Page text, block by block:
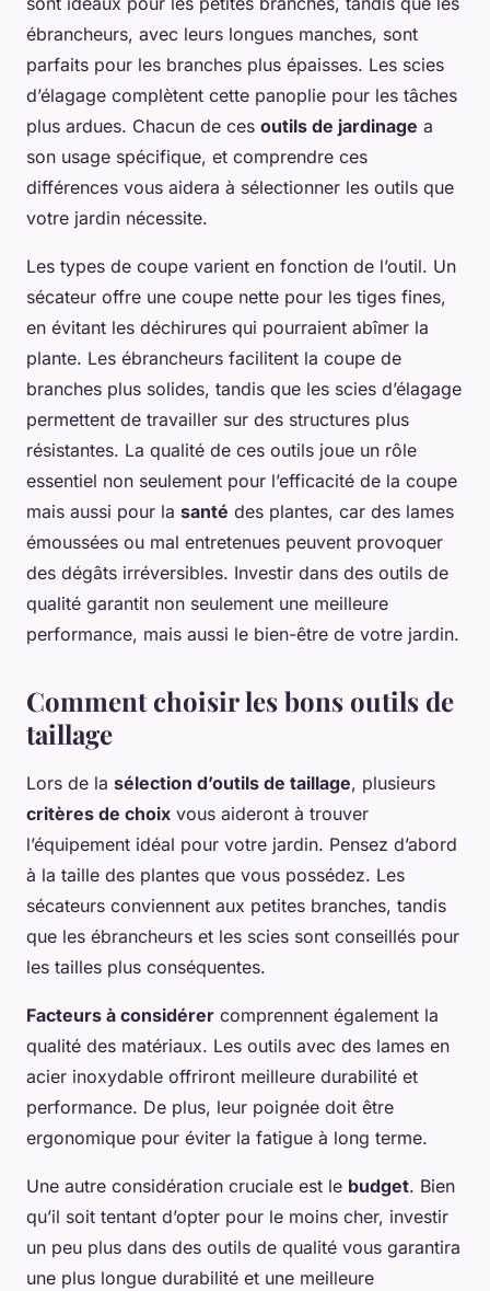
ébrancheurs, avec leurs longues manches, sont
parfaits pour les branches plus épaisses. Les scies
d’élagage complètent cette panoplie pour les tâches
plus ardues. Chacun de ces outils de jardinage a
son usage spécifique, et comprendre ces
différences vous aidera à sélectionner les outils que
votre jardin nécessite.
Les types de coupe varient en fonction de l’outil. Un
sécateur offre une coupe nette pour les tiges fines,
en évitant les déchirures qui pourraient abîmer la
plante. Les ébrancheurs facilitent la coupe de
branches plus solides, tandis que les scies d’élagage
permettent de travailler sur des structures plus
résistantes. La qualité de ces outils joue un rôle
essentiel non seulement pour l’efficacité de la coupe
mais aussi pour la santé des plantes, car des lames
émoussées ou mal entretenues peuvent provoquer
des dégâts irréversibles. Investir dans des outils de
qualité garantit non seulement une meilleure
performance, mais aussi le bien-être de votre jardin.
Comment choisir les bons outils de
taillage
Lors de la sélection d’outils de taillage, plusieurs
critères de choix vous aideront à trouver
l’équipement idéal pour votre jardin. Pensez d’abord
à la taille des plantes que vous possédez. Les
sécateurs conviennent aux petites branches, tandis
que les ébrancheurs et les scies sont conseillés pour
les tailles plus conséquentes.
Facteurs à considérer comprennent également la
qualité des matériaux. Les outils avec des lames en
acier inoxydable offriront meilleure durabilité et
performance. De plus, leur poignée doit être
ergonomique pour éviter la fatigue à long terme.
Une autre considération cruciale est le budget. Bien
qu’il soit tentant d’opter pour le moins cher, investir
un peu plus dans des outils de qualité vous garantira
une plus longue durabilité et une meilleure